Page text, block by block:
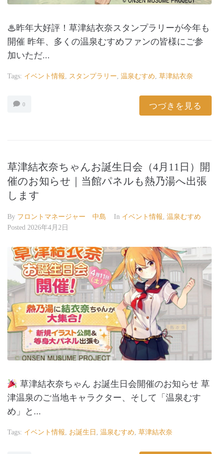
♨昨年大好評！草津結衣奈スタンプラリーが今年も
開催 昨年、多くの温泉むすめファンの皆様にご参
加いただ...
Tags: イベント情報 スタンプラリー 温泉むすめ 草津結衣奈
0 つづきを見る
草津結衣奈ちゃんお誕生日会（4月11日）開
催のお知らせ｜当館パネルも熱乃湯へ出張
します
By フロントマネージャー 中島 In イベント情報 温泉むすめ
Posted 2026年4月2日
草津結衣奈ちゃん お誕生日会開催のお知らせ 草
津温泉のご当地キャラクター、そして「温泉むす
め」と...
Tags: イベント情報, お誕生日 , 温泉むすめ, 草津結衣奈